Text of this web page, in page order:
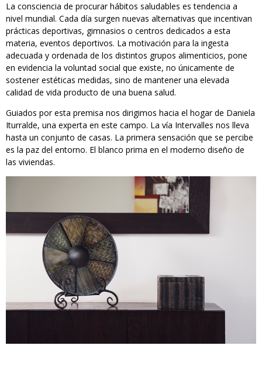
La consciencia de procurar hábitos saludables es tendencia a
nivel mundial. Cada día surgen nuevas alternativas que incentivan
prácticas deportivas, gimnasios o centros dedicados a esta
materia, eventos deportivos. La motivación para la ingesta
adecuada y ordenada de los distintos grupos alimenticios, pone
en evidencia la voluntad social que existe, no únicamente de
sostener estéticas medidas, sino de mantener una elevada
calidad de vida producto de una buena salud.
Guiados por esta premisa nos dirigimos hacia el hogar de Daniela
Iturralde, una experta en este campo. La vía Intervalles nos lleva
hasta un conjunto de casas. La primera sensación que se percibe
es la paz del entorno. El blanco prima en el moderno diseño de
las viviendas.